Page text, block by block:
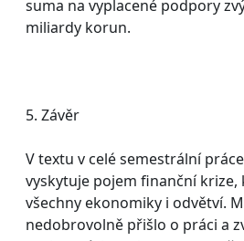
suma na vyplacené podpory
miliardy korun.
5. Závěr
V textu v celé semestrální
vyskytuje pojem finanční krize,
všechny ekonomiky i odvětví.
nedobrovolně přišlo o práci a